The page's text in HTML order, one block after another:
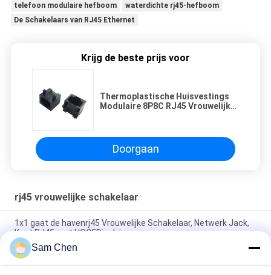
telefoon modulaire hefboom
waterdichte rj45-hefboom
De Schakelaars van RJ45 Ethernet
Krijg de beste prijs voor
Thermoplastische Huisvestings
Modulaire 8P8C RJ45 Vrouwelijke
Doorgaan
rj45 vrouwelijke schakelaar
1x1 gaat de havenrj45 Vrouwelijke Schakelaar, Netwerk Jack,
Kant RJ45 met HOOFDjack in
4 havenrj45 8P8C Vrouwelijke Hefboom de Installatie van het
90 Graadtussenvoegsel met Beschermd
Sam Chen